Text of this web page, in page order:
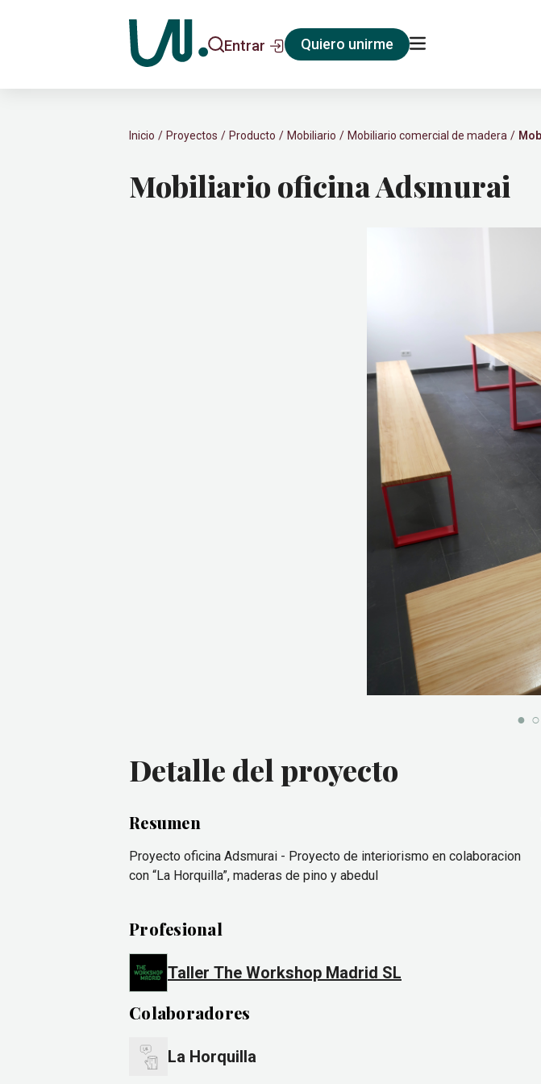
Entrar Quiero unirme
Inicio Proyectos Producto Mobiliario Mobiliario comercial de madera
Mobiliario oficina Adsmurai
Detalle del proyecto
Resumen
Proyecto oficina Adsmurai - Proyecto de interiorismo en colaboracion
con “La Horquilla”, maderas de pino y abedul
Profesional
Taller The Workshop Madrid SL
Colaboradores
La Horquilla